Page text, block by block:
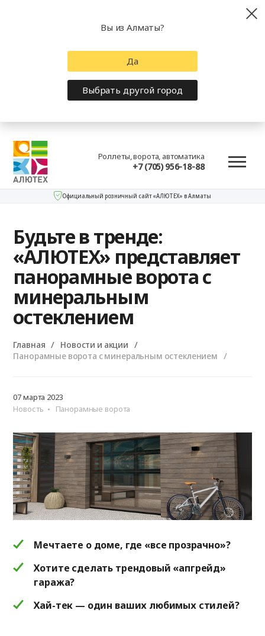
Роллеты, ворота, автоматика
+7 (705) 956-18-88
Официальный розничный сайт «АЛЮТЕХ» в Алматы
Будьте в тренде:
«АЛЮТЕХ» представляет
панорамные ворота с
минеральным
остеклением
Главная
Новости и акции
Панорамные ворота с минеральным остеклением
07 марта 2023
Новость
Панорамные ворота
Мечтаете о доме, где «все прозрачно»?
Хотите сделать трендовый «апгрейд»
гаража?
Хай-тек — один ваших любимых стилей?
Вы из Алматы?
Да
Выбрать другой город